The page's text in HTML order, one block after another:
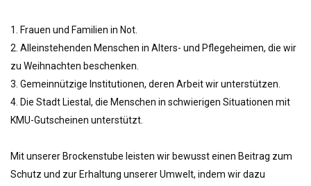
1. Frauen und Familien in Not.
2. Alleinstehenden Menschen in Alters- und Pflegeheimen, die wir
zu Weihnachten beschenken.
3. Gemeinnützige Institutionen, deren Arbeit wir unterstützen.
4. Die Stadt Liestal, die Menschen in schwierigen Situationen mit
KMU-Gutscheinen unterstützt.
Mit unserer Brockenstube leisten wir bewusst einen Beitrag zum
Schutz und zur Erhaltung unserer Umwelt, indem wir dazu